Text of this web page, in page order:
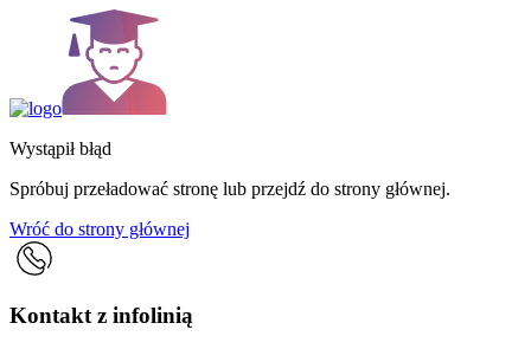
Wystąpił błąd
Spróbuj przeładować stronę lub przejdź do strony głównej.
Wróć do strony głównej
Kontakt z infolinią